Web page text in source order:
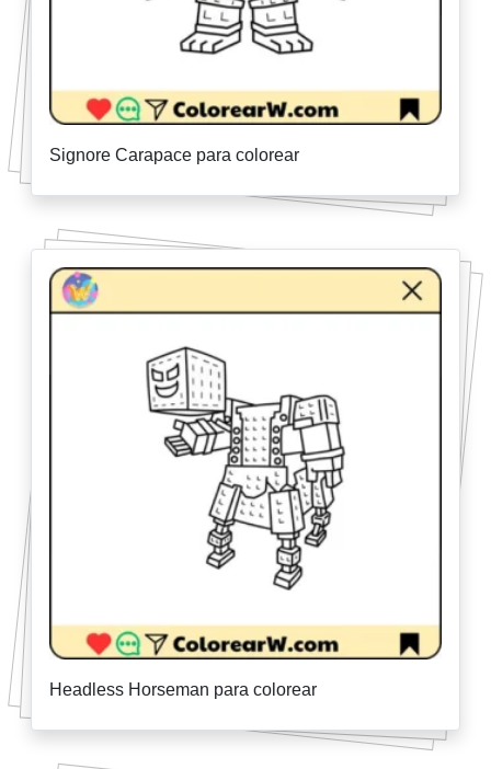
Signore Carapace para colorear
Headless Horseman para colorear